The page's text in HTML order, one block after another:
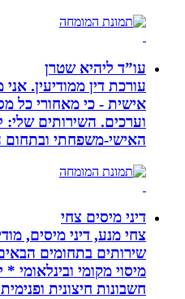
עו”ד ליהיא שטרן
עורכת דין ממודיעין. אני
אישית - כי מאחורי כל מסמך
וערכים. השירותים שלי:
האישי-משפחתי ובתחום
דיני מיסים צחי
צחי מנע, דיני מיסים,
שירותים בתחומים הבאים : *
מיסוי מקומי ובינלאומי *
חשבונות חיצונית ופנימית